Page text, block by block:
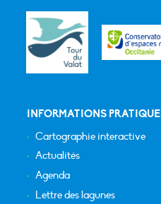
INFORMATIONS
Cartographie interactive
Actualités
Agenda
Lettre des lagunes